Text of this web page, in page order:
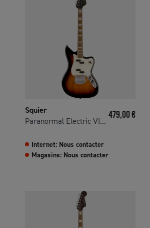
Squier
Paranormal Electric VI...
Prix
479,00 €
Internet: Nous contacter
Magasins: Nous contacter